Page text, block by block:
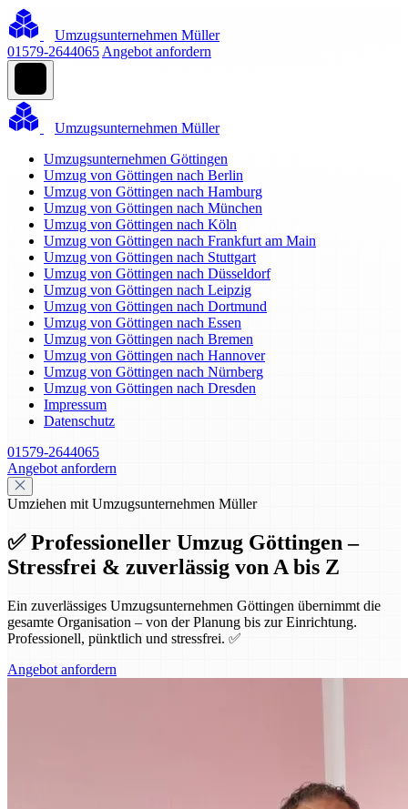
Umzugsunternehmen Müller
01579-2644065 Angebot anfordern
Umzugsunternehmen Müller
Umzugsunternehmen Göttingen
Umzug von Göttingen nach Berlin
Umzug von Göttingen nach Hamburg
Umzug von Göttingen nach München
Umzug von Göttingen nach Köln
Umzug von Göttingen nach Frankfurt am Main
Umzug von Göttingen nach Stuttgart
Umzug von Göttingen nach Düsseldorf
Umzug von Göttingen nach Leipzig
Umzug von Göttingen nach Dortmund
Umzug von Göttingen nach Essen
Umzug von Göttingen nach Bremen
Umzug von Göttingen nach Hannover
Umzug von Göttingen nach Nürnberg
Umzug von Göttingen nach Dresden
Impressum
Datenschutz
01579-2644065
Angebot anfordern
Umziehen mit Umzugsunternehmen Müller
✅ Professioneller Umzug Göttingen –
Stressfrei & zuverlässig von A bis Z
Ein zuverlässiges Umzugsunternehmen Göttingen übernimmt die
gesamte Organisation – von der Planung bis zur Einrichtung.
Professionell, pünktlich und stressfrei. ✅
Angebot anfordern